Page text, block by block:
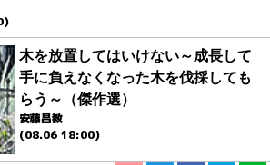
木を放置してはいけない～成長して
手に負えなくなった木を伐採しても
らう～（傑作選）
安藤昌教
(08.06 18:00)